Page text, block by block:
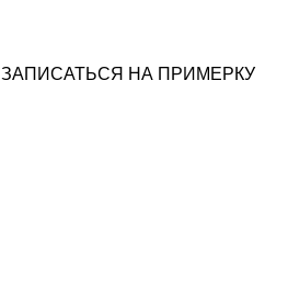
ЗАПИСАТЬСЯ НА ПРИМЕРКУ